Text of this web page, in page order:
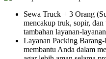
Sewa Truck + 3 Orang
mencakup truk, sopir, dan
tambahan layanan-
Layanan Packing
membantu Anda dalam